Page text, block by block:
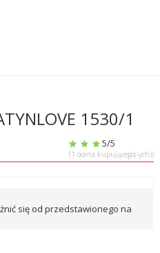
1530/1
5/5
(1 ocena kupującego(-ych))
się od przedstawionego na